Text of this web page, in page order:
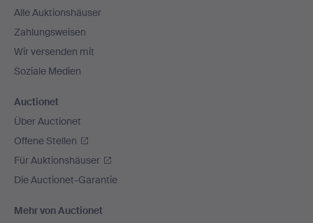
Alle Auktionshäuser
Zahlungsweisen
Wir versenden mit
Soziale Medien
Auctionet
Über Auctionet
Offene Stellen
Für Auktionshäuser
Die Auctionet-Garantie
Mehr von Auctionet